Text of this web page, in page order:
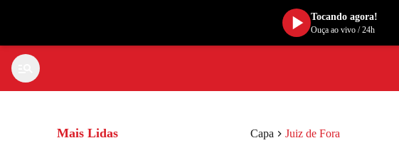
Capa Juiz de Fora
Mais Lidas
Tocando agora!
Ouça ao vivo/24h